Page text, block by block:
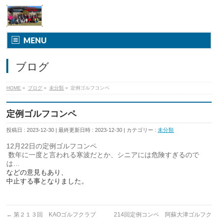
MENU
ブログ
HOME » ブログ » 未分類 » 定例ゴルフコンペ
定例ゴルフコンペ
投稿日 : 2023-12-30 最終更新日時 : 2023-12-30 カテゴリー :未分類
12月22日の定例ゴルフコンペ
数年に一度と言われる寒波だとか、 シニアには危険すぎるので
は…
などの意見もあり、
中止する事となりました。
← 第２１３回 KAOゴルフクラブ 214回定例コンペ 阿蘇大津ゴルフク